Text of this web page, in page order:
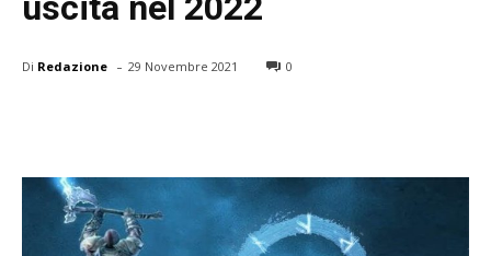
Di Redazione - 29 Novembre 2021 0